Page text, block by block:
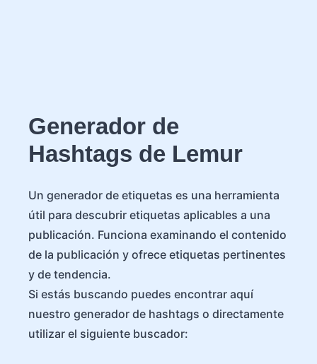
Generador de
Hashtags de Lemur
Un generador de etiquetas es una herramienta
útil para descubrir etiquetas aplicables a una
publicación. Funciona examinando el contenido
de la publicación y ofrece etiquetas pertinentes
y de tendencia.
Si estás buscando puedes encontrar aquí
nuestro generador de hashtags o directamente
utilizar el siguiente buscador: